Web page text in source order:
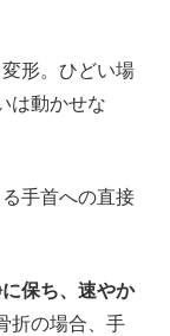
形。ひどい場
は動かせな
手首への直接
保ち、速やか
折の場合、手